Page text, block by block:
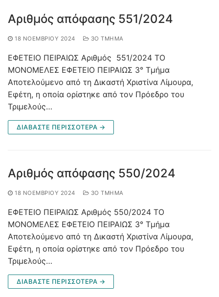
Αριθμός απόφασης 551/2024
18 ΝΟΕΜΒΡΊΟΥ 2024 3Ο ΤΜΉΜΑ
ΕΦΕΤΕΙΟ ΠΕΙΡΑΙΩΣ Αριθμός 551/2024 ΤΟ
ΜΟΝΟΜΕΛΕΣ ΕΦΕΤΕΙΟ ΠΕΙΡΑΙΩΣ 3° Τμήμα
Αποτελούμενο από τη Δικαστή Χριστίνα Λίμουρα,
Εφέτη, η οποία ορίστηκε από τον Πρόεδρο του
Τριμελούς…
ΔΙΑΒΑΣΤΕ ΠΕΡΙΣΣΟΤΕΡΑ →
Αριθμός απόφασης 550/2024
18 ΝΟΕΜΒΡΊΟΥ 2024 3Ο ΤΜΉΜΑ
ΕΦΕΤΕΙΟ ΠΕΙΡΑΙΩΣ Αριθμός 550/2024 ΤΟ
ΜΟΝΟΜΕΛΕΣ ΕΦΕΤΕΙΟ ΠΕΙΡΑΙΩΣ 3° Τμήμα
Αποτελούμενο από τη Δικαστή Χριστίνα Λίμουρα,
Εφέτη, η οποία ορίστηκε από τον Πρόεδρο του
Τριμελούς…
ΔΙΑΒΑΣΤΕ ΠΕΡΙΣΣΟΤΕΡΑ →